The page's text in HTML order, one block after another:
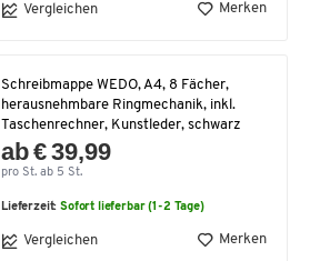
Vergleichen Merken
Schreibmappe WEDO, A4, 8 Fächer,
herausnehmbare Ringmechanik, inkl.
Taschenrechner, Kunstleder, schwarz
ab € 39,99
pro St. ab 5 St.
Lieferzeit:Sofort lieferbar (1-2 Tage)
Vergleichen Merken